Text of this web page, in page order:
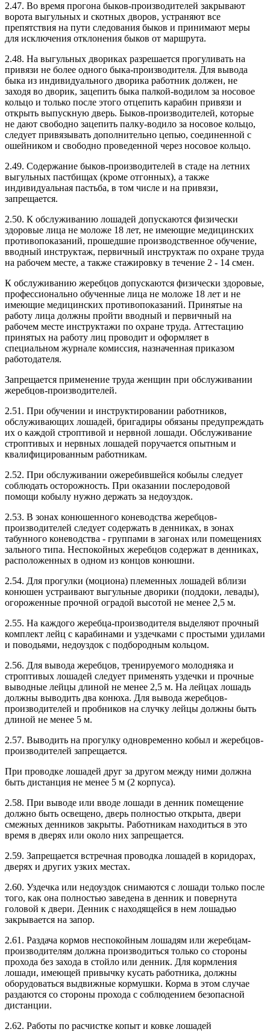
2.47. Во время прогона быков-производителей закрывают
ворота выгульных и скотных дворов, устраняют все
препятствия на пути следования быков и принимают меры
для исключения отклонения быков от маршрута.
2.48. На выгульных двориках разрешается прогуливать на
привязи не более одного быка-производителя. Для вывода
быка из индивидуального дворика работник должен, не
заходя во дворик, зацепить быка палкой-водилом за носовое
кольцо и только после этого отцепить карабин привязи и
открыть выпускную дверь. Быков-производителей, которые
не дают свободно зацепить палку-водило за носовое кольцо,
следует привязывать дополнительно цепью, соединенной с
ошейником и свободно проведенной через носовое кольцо.
2.49. Содержание быков-производителей в стаде на летних
выгульных пастбищах (кроме отгонных), а также
индивидуальная пастьба, в том числе и на привязи,
запрещается.
2.50. К обслуживанию лошадей допускаются физически
здоровые лица не моложе 18 лет, не имеющие медицинских
противопоказаний, прошедшие производственное обучение,
вводный инструктаж, первичный инструктаж по охране труда
на рабочем месте, а также стажировку в течение 2 - 14 смен.
К обслуживанию жеребцов допускаются физически здоровые,
профессионально обученные лица не моложе 18 лет и не
имеющие медицинских противопоказаний. Принятые на
работу лица должны пройти вводный и первичный на
рабочем месте инструктажи по охране труда. Аттестацию
принятых на работу лиц проводит и оформляет в
специальном журнале комиссия, назначенная приказом
работодателя.
Запрещается применение труда женщин при обслуживании
жеребцов-производителей.
2.51. При обучении и инструктировании работников,
обслуживающих лошадей, бригадиры обязаны предупреждать
их о каждой строптивой и нервной лошади. Обслуживание
строптивых и нервных лошадей поручается опытным и
квалифицированным работникам.
2.52. При обслуживании ожеребившейся кобылы следует
соблюдать осторожность. При оказании послеродовой
помощи кобылу нужно держать за недоуздок.
2.53. В зонах конюшенного коневодства жеребцов-
производителей следует содержать в денниках, в зонах
табунного коневодства - группами в загонах или помещениях
зального типа. Неспокойных жеребцов содержат в денниках,
расположенных в одном из концов конюшни.
2.54. Для прогулки (моциона) племенных лошадей вблизи
конюшен устраивают выгульные дворики (поддоки, левады),
огороженные прочной оградой высотой не менее 2,5 м.
2.55. На каждого жеребца-производителя выделяют прочный
комплект лейц с карабинами и уздечками с простыми удилами
и поводьями, недоуздок с подбородным кольцом.
2.56. Для вывода жеребцов, тренируемого молодняка и
строптивых лошадей следует применять уздечки и прочные
выводные лейцы длиной не менее 2,5 м. На лейцах лошадь
должны выводить два конюха. Для вывода жеребцов-
производителей и пробников на случку лейцы должны быть
длиной не менее 5 м.
2.57. Выводить на прогулку одновременно кобыл и жеребцов-
производителей запрещается.
При проводке лошадей друг за другом между ними должна
быть дистанция не менее 5 м (2 корпуса).
2.58. При выводе или вводе лошади в денник помещение
должно быть освещено, дверь полностью открыта, двери
смежных денников закрыты. Работникам находиться в это
время в дверях или около них запрещается.
2.59. Запрещается встречная проводка лошадей в коридорах,
дверях и других узких местах.
2.60. Уздечка или недоуздок снимаются с лошади только после
того, как она полностью заведена в денник и повернута
головой к двери. Денник с находящейся в нем лошадью
закрывается на запор.
2.61. Раздача кормов неспокойным лошадям или жеребцам-
производителям должна производиться только со стороны
прохода без захода в стойло или денник. Для кормления
лошади, имеющей привычку кусать работника, должны
оборудоваться выдвижные кормушки. Корма в этом случае
раздаются со стороны прохода с соблюдением безопасной
дистанции.
2.62. Работы по расчистке копыт и ковке лошадей